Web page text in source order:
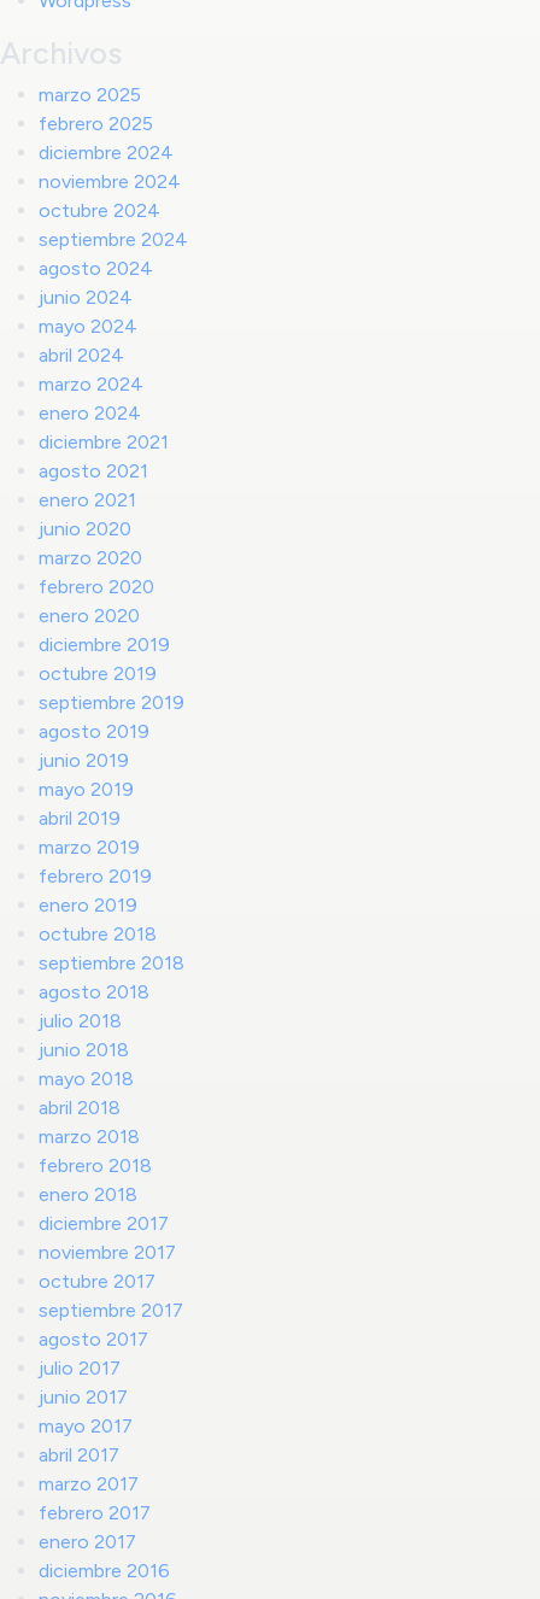
Archivos
marzo 2025
febrero 2025
diciembre 2024
noviembre 2024
octubre 2024
septiembre 2024
agosto 2024
junio 2024
mayo 2024
abril 2024
marzo 2024
enero 2024
diciembre 2021
agosto 2021
enero 2021
junio 2020
marzo 2020
febrero 2020
enero 2020
diciembre 2019
octubre 2019
septiembre 2019
agosto 2019
junio 2019
mayo 2019
abril 2019
marzo 2019
febrero 2019
enero 2019
octubre 2018
septiembre 2018
agosto 2018
julio 2018
junio 2018
mayo 2018
abril 2018
marzo 2018
febrero 2018
enero 2018
diciembre 2017
noviembre 2017
octubre 2017
septiembre 2017
agosto 2017
julio 2017
junio 2017
mayo 2017
abril 2017
marzo 2017
febrero 2017
enero 2017
diciembre 2016